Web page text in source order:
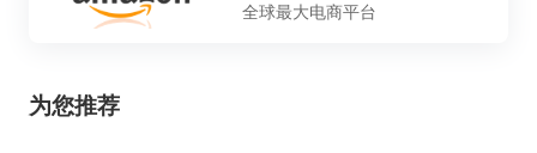
全球最大电商平台
为您推荐